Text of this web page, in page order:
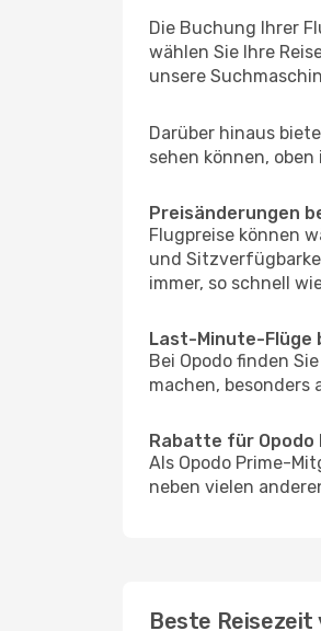
Die Buchung Ihrer
wählen Sie Ihre
unsere
Darüber hinaus
sehen können,
Preisänderungen
Flugpreise können
und
immer, so schnell
Last-Minute-Flüge
Bei Opodo finden
machen, besonders
Rabatte für Opodo
Als Opodo Prime-
neben vielen
Beste Reisezeit